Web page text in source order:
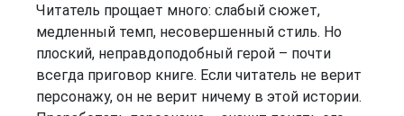
Читатель прощает много: слабый сюжет,
медленный темп, несовершенный стиль. Но
плоский, неправдоподобный герой – почти
всегда приговор книге. Если читатель не верит
персонажу, он не верит ничему в этой истории.